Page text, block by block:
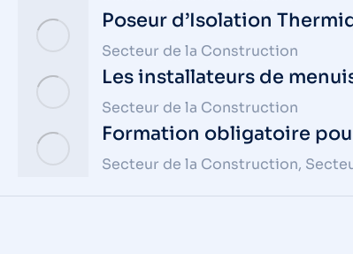
Poseur d’Isolation
Secteur de la Construction
Les installateurs de
Secteur de la Construction
Formation obligatoire
Secteur de la Construction,